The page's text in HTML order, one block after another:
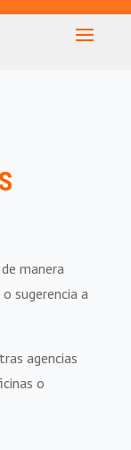
manera
sugerencia a
agencias
o